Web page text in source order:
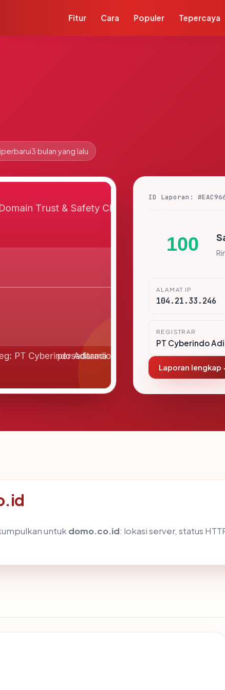
Fitur Cara Populer Tepercaya
3 bulan yang lalu
ID Laporan:
100
ALAMAT IP
104.21.33.246
REGISTRAR
PT Cyberindo
Laporan lengkap
untuk domo.co.id: lokasi server, status